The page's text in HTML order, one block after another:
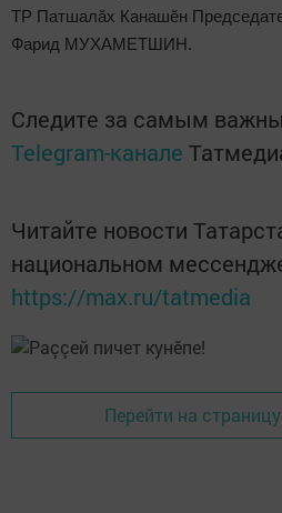
ТР Патшалăх Канашӗн
Фарид МУХАМЕТШИН.
Следите за самым
Telegram-канале
Читайте новости
национальном
https://max.ru/tatmedia
Перейти на